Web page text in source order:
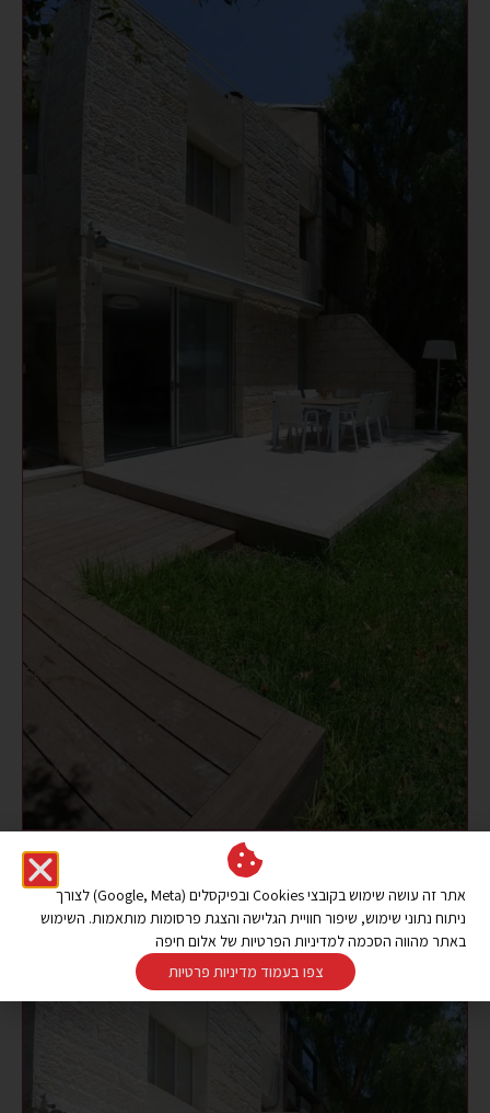
אתר זה עושה שימוש בקובצי Cookies ובפיקסלים (Google, Meta) לצורך
ניתוח נתוני שימוש, שיפור חוויית הגלישה והצגת פרסומות מותאמות. השימוש
באתר מהווה הסכמה למדיניות הפרטיות של אלום חיפה
צפו בעמוד מדיניות פרטיות